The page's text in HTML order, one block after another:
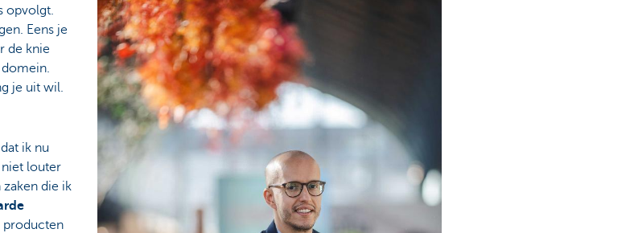
opvolgt.
Eens je
de knie
domein.
je uit wil.
ik nu
niet louter
die ik
producten